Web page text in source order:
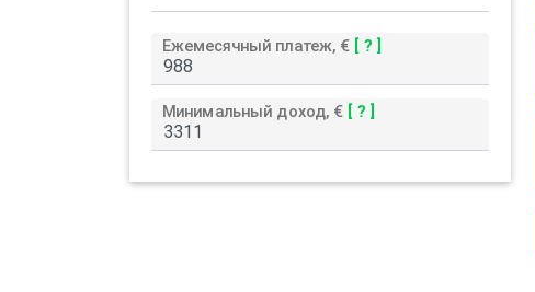
Ежемесячный платеж, € [ ? ]
Минимальный доход, € [ ? ]